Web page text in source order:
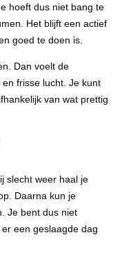
hoeft dus niet bang te
Het blijft een actief
goed te doen is.
Dan voelt de
frisse lucht. Je kunt
van wat prettig
slecht weer haal je
Daarna kun je
Je bent dus niet
een geslaagde dag